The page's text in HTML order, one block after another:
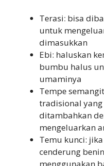
Terasi: bisa
untuk
dimasukkan
Ebi: haluskan
bumbu halus
umaminya
Tempe
tradisional
ditambahkan
mengeluarkan
Temu kunci:
cenderung
menggunakan